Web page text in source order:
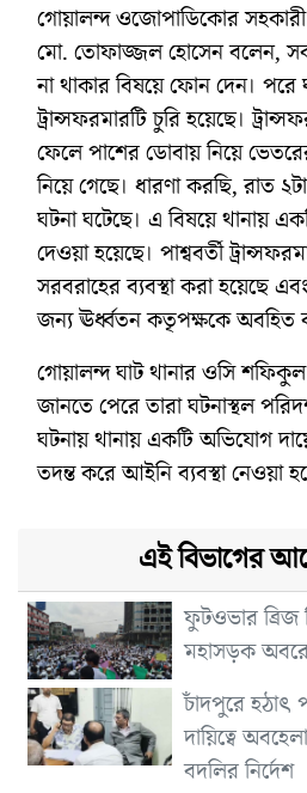
গোয়ালন্দ ওজোপাডিকোর সহকারী
মো. তোফাজ্জল হোসেন বলেন,
না থাকার বিষয়ে ফোন দেন। পরে
ট্রান্সফরমারটি চুরি হয়েছে।
ফেলে পাশের ডোবায় নিয়ে
নিয়ে গেছে। ধারণা করছি, রাত
ঘটনা ঘটেছে। এ বিষয়ে থানায়
দেওয়া হয়েছে। পাশ্ববর্তী
সরবরাহের ব্যবস্থা করা হয়েছে
জন্য ঊর্ধ্বতন কতৃপক্ষকে অবহিত
গোয়ালন্দ ঘাট থানার ওসি
জানতে পেরে তারা ঘটনাস্থল
ঘটনায় থানায় একটি অভিযোগ
তদন্ত করে আইনি ব্যবস্থা নেওয়া
এই বিভাগের
ফুটওভার ব্রিজ
মহাসড়ক
চাঁদপুরে হঠাৎ
দায়িত্বে
বদলির নির্দেশ